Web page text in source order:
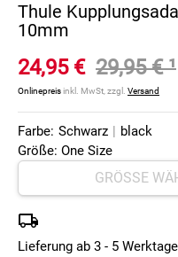
Thule
10mm
24,95 € 29,95 €¹
Onlinepreisinkl. MwSt, zzgl. Versand
Farbe: Schwarz | black
Größe: One Size
Lieferung ab 3 - 5